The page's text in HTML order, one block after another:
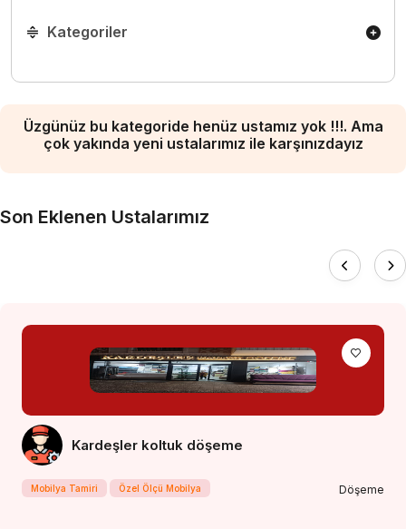
Kategoriler
Üzgünüz bu kategoride henüz ustamız yok !!!. Ama
çok yakında yeni ustalarımız ile karşınızdayız
Son Eklenen Ustalarımız
Kardeşler koltuk döşeme
Mobilya Tamiri Özel Ölçü Mobilya Döşeme